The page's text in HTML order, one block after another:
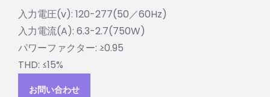
入力電圧(v): 120-277(50／60Hz)
入力電流(A): 6.3-2.7(750W)
パワーファクター: ≥0.95
THD: ≤15%
お問い合わせ